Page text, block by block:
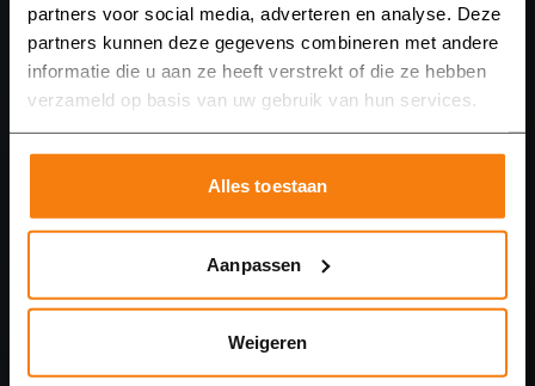
partners voor social media, adverteren en analyse. Deze
partners kunnen deze gegevens combineren met andere
informatie die u aan ze heeft verstrekt of die ze hebben
verzameld op basis van uw gebruik van hun services.
Alles toestaan
Aanpassen
Weigeren